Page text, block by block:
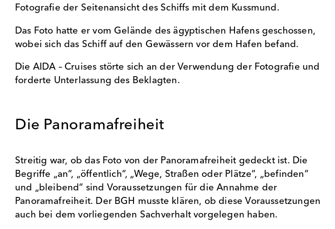
Fotografie der Seitenansicht des Schiffs mit dem Kussmund.
Das Foto hatte er vom Gelände des ägyptischen Hafens geschossen,
wobei sich das Schiff auf den Gewässern vor dem Hafen befand.
Die AIDA – Cruises störte sich an der Verwendung der Fotografie und
forderte Unterlassung des Beklagten.
Die Panoramafreiheit
Streitig war, ob das Foto von der Panoramafreiheit gedeckt ist. Die
Begriffe „an“, „öffentlich“, „Wege, Straßen oder Plätze“, „befinden“
und „bleibend“ sind Voraussetzungen für die Annahme der
Panoramafreiheit. Der BGH musste klären, ob diese Voraussetzungen
auch bei dem vorliegenden Sachverhalt vorgelegen haben.